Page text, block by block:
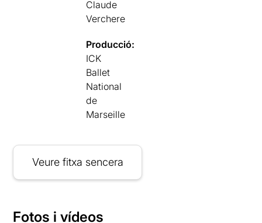
Claude
Verchere
Producció:
ICK
Ballet
National
de
Marseille
Veure fitxa sencera
Fotos i vídeos